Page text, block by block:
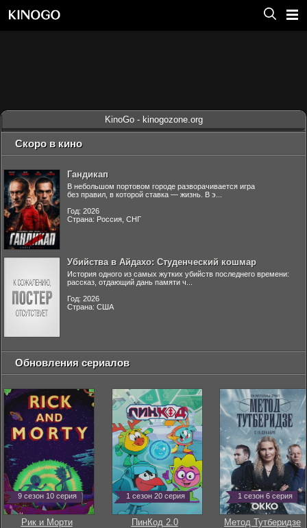
KinoGo - kinogozone.org
Скоро в кино
Гандикап
В небольшом портовом городе разворачивается игра
без правил, в которой ставка — жизнь. В э...
Год: 2026
Страна: Россия, СНГ
Убийства в Айдахо: Студенческий кошмар
История одного из самых жутких убийств последнего времени:
рассказ, отдающий дань памяти ч...
Год: 2026
Страна: США
Обновления сериалов
9 сезон 10 серия
Рик и Морти
1 сезон 20 серия
ПинКод 2.0
1 сезон 6 серия
Метод Тутберидзе